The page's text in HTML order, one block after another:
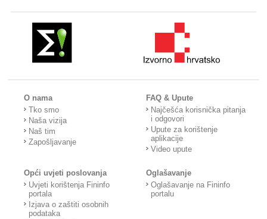
O nama
Tko smo
Naša vizija
Naš tim
Zapošljavanje
FAQ & Upute
Najčešća korisnička pitanja
i odgovori
Upute za korištenje
aplikacije
Video upute
Opći uvjeti poslovanja
Uvjeti korištenja Fininfo
portala
Izjava o zaštiti osobnih
podataka
Oglašavanje
Oglašavanje na Fininfo
portalu